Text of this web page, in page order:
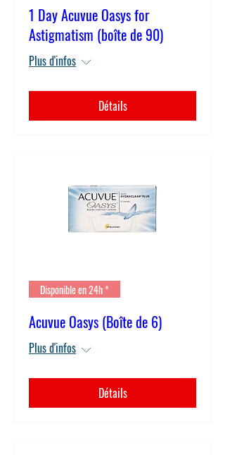
1 Day Acuvue Oasys for
Astigmatism (boîte de 90)
Plus d'infos
Détails
Disponible en 24h *
Acuvue Oasys (Boîte de 6)
Plus d'infos
Détails